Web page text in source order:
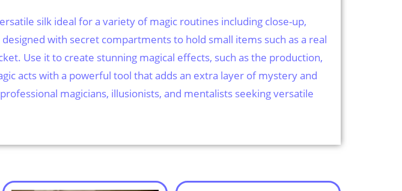
silk ideal for a variety of magic routines including close-up,
with secret compartments to hold small items such as a real
Use it to create stunning magical effects, such as the production,
acts with a powerful tool that adds an extra layer of mystery and
magicians, illusionists, and mentalists seeking versatile